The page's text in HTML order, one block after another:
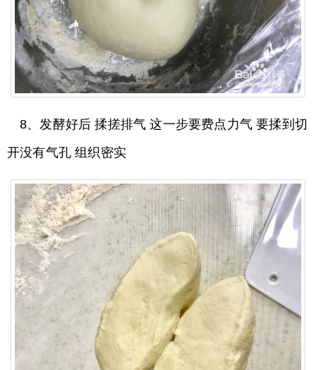
8、发酵好后 揉搓排气 这一步要费点力气 要揉到切
开没有气孔 组织密实